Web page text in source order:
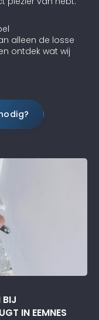
alleen de losse
ontdek wat wij
BIJ
IN EEMNES